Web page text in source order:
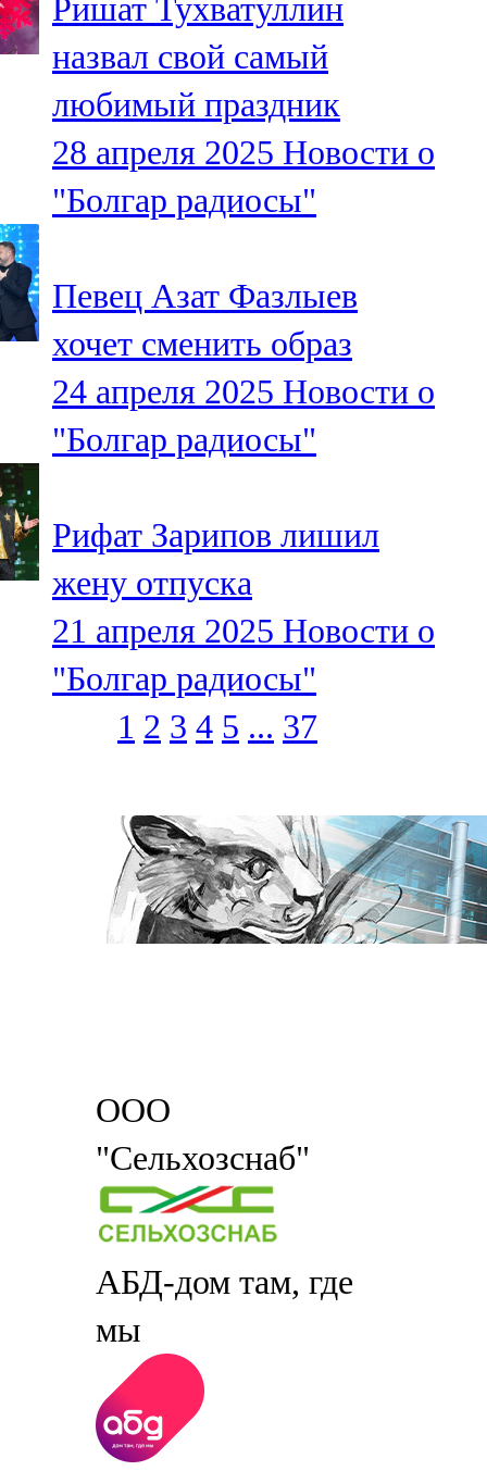
Ришат Тухватуллин
назвал свой самый
любимый праздник
28 апреля 2025 Новости о
"Болгар радиосы"
Певец Азат Фазлыев
хочет сменить образ
24 апреля 2025 Новости о
"Болгар радиосы"
Рифат Зарипов лишил
жену отпуска
21 апреля 2025 Новости о
"Болгар радиосы"
1 2 3 4 5 ... 37
ООО
"Сельхозснаб"
АБД-дом там, где
мы